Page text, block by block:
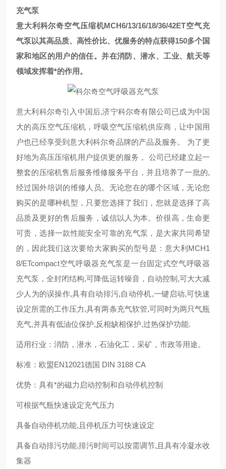
充气泵
意大利科尔奇空气压缩机MCH6/13/16/18/36/42ET空气充
气泵以其高品质、高性价比、优服务的特点获得150多个国
家和地区的用户的信任。并在消防、潜水、工业、航天等
领域发挥着*的作用。
意大利科尔奇引入中国后,济宁科尔奇有限公司已成为中国
大的高压空气压缩机，呼吸空气压缩机供应商，让中国用
户也已经享受到意大利科尔奇品牌的产品及服务。 为了更
好地为高压压缩机用户提供更的服务， 公司已经建立起一
整套的压缩机售后服务维修服务平台，并且培养了一批的,
经过国外培训的维修人员。无论您在的哪个区域，无论您
购买的是哪种机型，只要您选择了我们，您就是选择了高
品质及更好的售后服务，诚信以人为本。价很高，生命更
可贵，选择一款性能安全可靠的充气泵，是大家共同希望
的，因此我们这次要给大家购买的型号是：意大利MCH1
8/ETcompact空气呼吸器充气泵是一台固定式空气呼吸器
充气泵，全封闭结构,可降低运转噪音，自动控制,可大大减
少人为的误操作,具有自动排污,自动停机,一键启动,可快速
设定所需的工作压力,具有两条充气软管,可同时为两只气瓶
充气,并具有低油位保护,反相缺相保护,过热保护功能.
适用行业：消防，潜水，石油化工，采矿，市政等用途。
标准：欧盟EN12021德国 DIN 3188 CA
优势：具有*的磁力启动控制和自动停机控制
可根据气瓶快速设定充气压力
具备自动停机功能,且停机压力可快速设定
具备自动排污功能,排污时间可以按需调节,且具有冷凝水收
集器